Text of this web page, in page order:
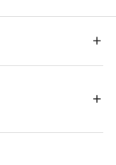
ンジした飾りの
覧ください